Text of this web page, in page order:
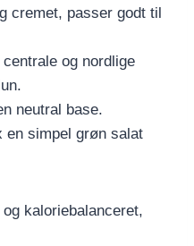
cremet, passer godt til
og nordlige
neutral base.
en simpel grøn salat
kaloriebalanceret,